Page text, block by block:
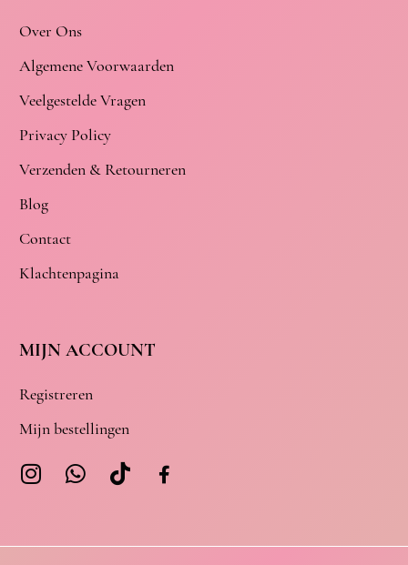
Over Ons
Algemene Voorwaarden
Veelgestelde Vragen
Privacy Policy
Verzenden & Retourneren
Blog
Contact
Klachtenpagina
MIJN ACCOUNT
Registreren
Mijn bestellingen